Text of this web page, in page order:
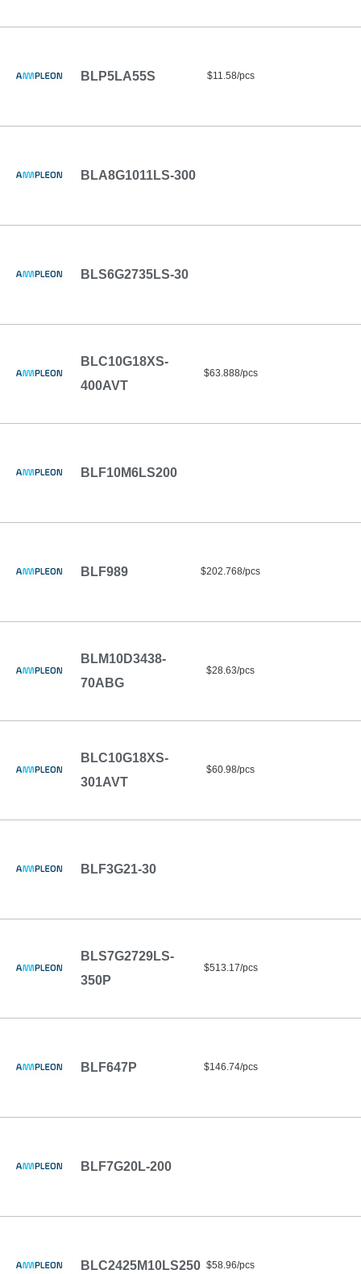
BLP5LA55S $11.58/pcs
BLA8G1011LS-300
BLS6G2735LS-30
BLC10G18XS-
400AVT
$63.888/pcs
BLF10M6LS200
BLF989 $202.768/pcs
BLM10D3438-
70ABG
$28.63/pcs
BLC10G18XS-
301AVT
$60.98/pcs
BLF3G21-30
BLS7G2729LS-
350P
$513.17/pcs
BLF647P $146.74/pcs
BLF7G20L-200
BLC2425M10LS250 $58.96/pcs